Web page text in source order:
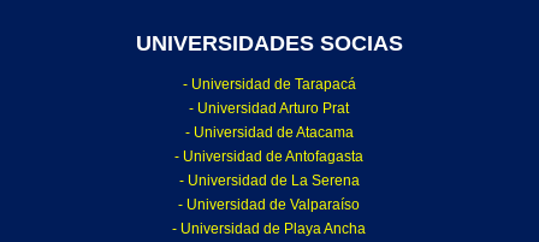
UNIVERSIDADES SOCIAS
- Universidad de Tarapacá
- Universidad Arturo Prat
- Universidad de Atacama
- Universidad de Antofagasta
- Universidad de La Serena
- Universidad de Valparaíso
- Universidad de Playa Ancha